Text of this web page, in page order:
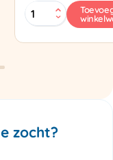
Zapak
ZP97
aantal
zocht?